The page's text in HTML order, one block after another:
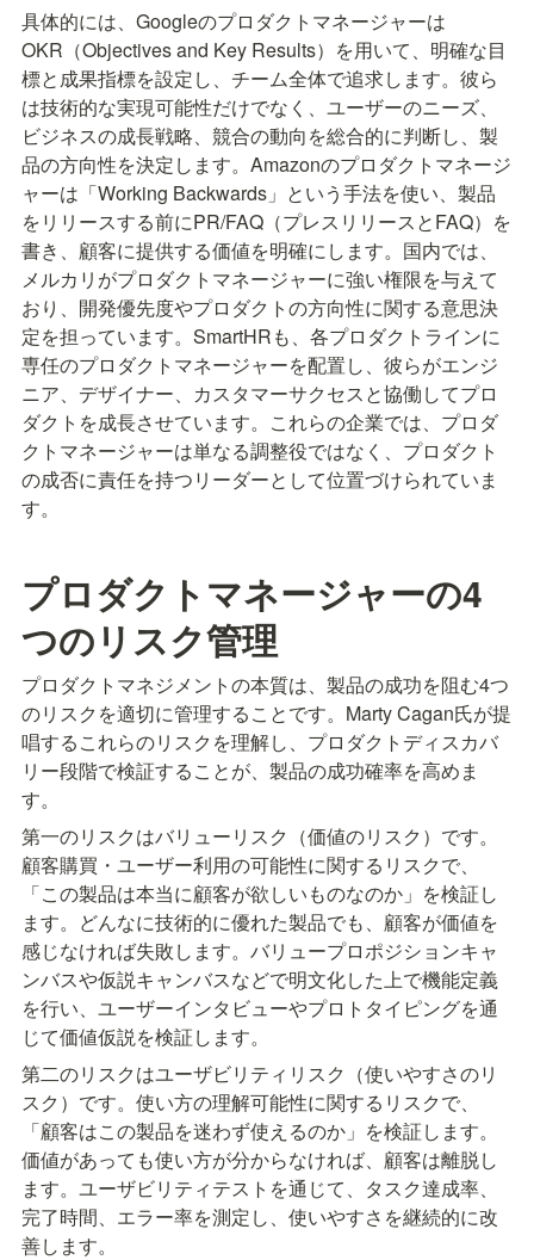
具体的には、Googleのプロダクトマネージャーは
OKR（Objectives and Key Results）を用いて、明確な目
標と成果指標を設定し、チーム全体で追求します。彼ら
は技術的な実現可能性だけでなく、ユーザーのニーズ、
ビジネスの成長戦略、競合の動向を総合的に判断し、製
品の方向性を決定します。Amazonのプロダクトマネージ
ャーは「Working Backwards」という手法を使い、製品
をリリースする前にPR/FAQ（プレスリリースとFAQ）を
書き、顧客に提供する価値を明確にします。国内では、
メルカリがプロダクトマネージャーに強い権限を与えて
おり、開発優先度やプロダクトの方向性に関する意思決
定を担っています。SmartHRも、各プロダクトラインに
専任のプロダクトマネージャーを配置し、彼らがエンジ
ニア、デザイナー、カスタマーサクセスと協働してプロ
ダクトを成長させています。これらの企業では、プロダ
クトマネージャーは単なる調整役ではなく、プロダクト
の成否に責任を持つリーダーとして位置づけられていま
す。
プロダクトマネージャーの4
つのリスク管理
プロダクトマネジメントの本質は、製品の成功を阻む4つ
のリスクを適切に管理することです。Marty Cagan氏が提
唱するこれらのリスクを理解し、プロダクトディスカバ
リー段階で検証することが、製品の成功確率を高めま
す。
第一のリスクはバリューリスク（価値のリスク）です。
顧客購買・ユーザー利用の可能性に関するリスクで、
「この製品は本当に顧客が欲しいものなのか」を検証し
ます。どんなに技術的に優れた製品でも、顧客が価値を
感じなければ失敗します。バリュープロポジションキャ
ンバスや仮説キャンバスなどで明文化した上で機能定義
を行い、ユーザーインタビューやプロトタイピングを通
じて価値仮説を検証します。
第二のリスクはユーザビリティリスク（使いやすさのリ
スク）です。使い方の理解可能性に関するリスクで、
「顧客はこの製品を迷わず使えるのか」を検証します。
価値があっても使い方が分からなければ、顧客は離脱し
ます。ユーザビリティテストを通じて、タスク達成率、
完了時間、エラー率を測定し、使いやすさを継続的に改
善します。